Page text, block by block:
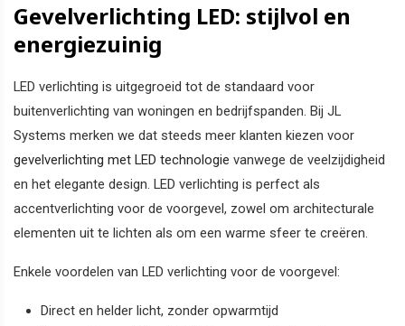
Gevelverlichting LED: stijlvol en
energiezuinig
LED verlichting is uitgegroeid tot de standaard voor
buitenverlichting van woningen en bedrijfspanden. Bij JL
Systems merken we dat steeds meer klanten kiezen voor
gevelverlichting met LED technologie vanwege de veelzijdigheid
en het elegante design. LED verlichting is perfect als
accentverlichting voor de voorgevel, zowel om architecturale
elementen uit te lichten als om een warme sfeer te creëren.
Enkele voordelen van LED verlichting voor de voorgevel:
Direct en helder licht, zonder opwarmtijd